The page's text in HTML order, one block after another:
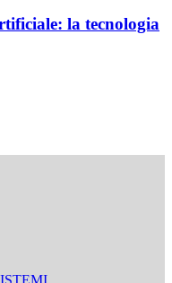
la tecnologia